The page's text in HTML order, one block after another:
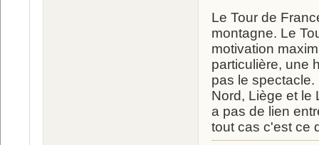
Le Tour de
montagne. Le
motivation
particulière, une
pas le
Nord, Liège et le
a pas de lien
tout cas c'est ce